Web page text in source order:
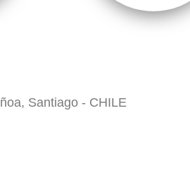
Santiago - CHILE